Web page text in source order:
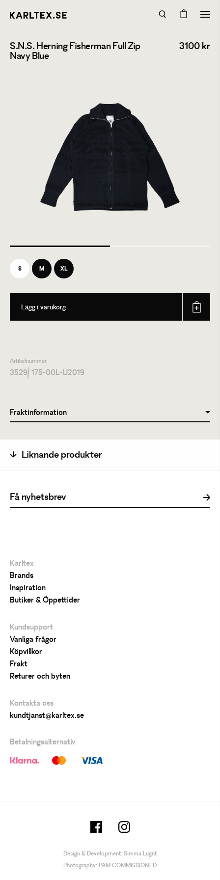
S.N.S. Herning Fisherman Full Zip
Navy Blue
3100 kr
S M XL
Lägg i varukorg
Artikelnummer
3529/ 175-00L-U2019
Fraktinformation
Liknande produkter
Karltex
Brands
Inspiration
Butiker & Öppettider
Kundsupport
Vanliga frågor
Köpvillkor
Frakt
Returer och byten
Kontakta oss
kundtjanst@karltex.se
Betalningsalternativ
Design & Development: Simma Lugnt
Photography: PAM COMMISSIONED